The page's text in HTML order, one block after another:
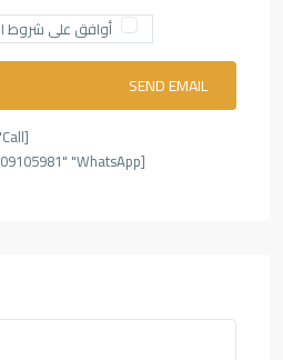
أوافق على شروط
[url "tel:+966509105981" "Call"]
[url "https://wa.me/+966509105981" "WhatsApp"]